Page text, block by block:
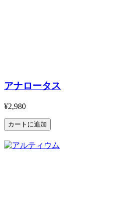
アナロータス
¥2,980